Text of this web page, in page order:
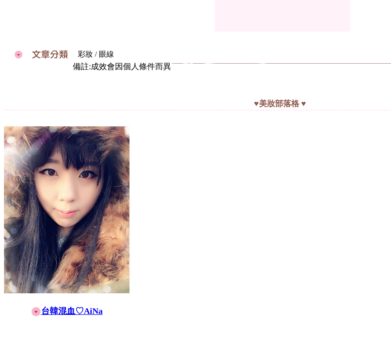
彩妝 / 眼線
備註:成效會因個人條件而異
♥美妝部落格 ♥
台韓混血♡AiNa